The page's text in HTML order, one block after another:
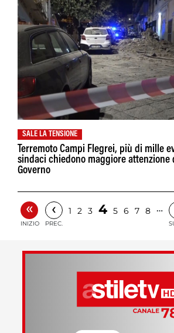
SALE LA TENSIONE
Terremoto Campi Flegrei, più di mille
sindaci chiedono maggiore attenzione
Governo
«
INIZIO
‹
PREC.
1 2 3 4 5 6 7 8 …